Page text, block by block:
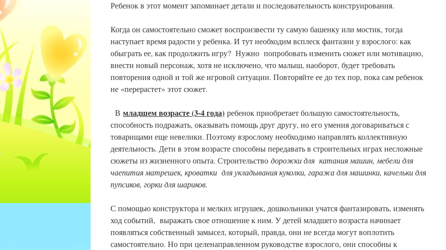
Ребенок в этот момент запоминает детали и последовательность конструирования.
Когда он самостоятельно сможет воспроизвести ту самую башенку или мостик, тогда
наступает время радости у ребенка. И тут необходим всплеск фантазии у взрослого: как
обыграть ее, как продолжить игру? Нужно попробовать изменить сюжет или мотивацию,
внести новый персонаж, хотя не исключено, что малыш, наоборот, будет требовать
повторения одной и той же игровой ситуации. Повторяйте ее до тех пор, пока сам ребенок
не «перерастет» этот сюжет.
В младшем возрасте (3-4 года) ребенок приобретает большую самостоятельность,
способность подражать, оказывать помощь друг другу, но его умения договариваться с
товарищами еще невелики. Поэтому взрослому необходимо направлять коллективную
деятельность. Дети в этом возрасте способны передавать в строительных играх несложные
сюжеты из жизненного опыта. Строительство дорожки для катания машин, мебели для
чаепития матрешек, кроватки для укладывания куколки, гаража для машинки, качельки для
пупсиков, горки для шариков.
С помощью конструктора и мелких игрушек, дошкольники учатся фантазировать, изменять
ход событий, выражать свое отношение к ним. У детей младшего возраста начинает
появляться собственный замысел, который, правда, они не всегда могут воплотить
самостоятельно. Но при целенаправленном руководстве взрослого, они способны к